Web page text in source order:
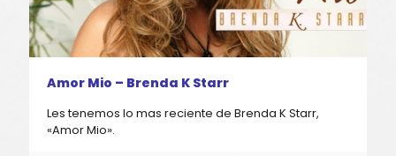
Amor Mio – Brenda K Starr
Les tenemos lo mas reciente de Brenda K Starr,
«Amor Mio».